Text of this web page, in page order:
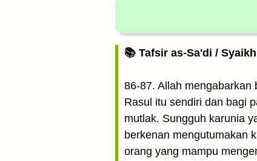
📚 Tafsir as-Sa'di /
86-87. Allah mengabarkan
Rasul itu sendiri dan bagi
mutlak. Sungguh karunia
berkenan mengutumakan
orang yang mampu